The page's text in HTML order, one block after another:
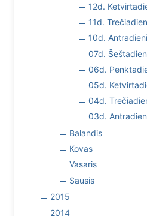
12d.
11d.
10d.
07d.
06d.
05d.
04d.
03d.
Balandis
Kovas
Vasaris
Sausis
2015
2014